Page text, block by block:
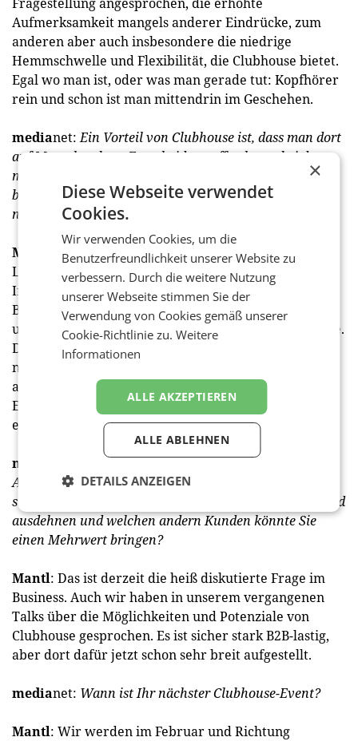
Aufmerksamkeit mangels anderer Eindrücke, zum
anderen aber auch insbesondere die niedrige
Hemmschwelle und Flexibilität, die Clubhouse bietet.
Egal wo man ist, oder was man gerade tut: Kopfhörer
rein und schon ist man mittendrin im Geschehen.
medianet:Ein Vorteil von Clubhouse ist, dass man dort
auf Menschen bzw. Entscheider treffen kann, bei denen
man sonst vermutlich eher schwer einen Termin
bekommen würde. Wie ließe sich dieser Umstand
nutzen?
Mantl
: Noch nie war es so einfach, mit Opinion
Leadern, Entscheidungsträgern, Stars und
Influencern in ein Live-Gespräch zu kommen.
Branchenexperten, Persönlichkeiten aus Wirtschaft
und Gesellschaft, ja Celebrities sind zum Greifen nahe.
Dies kann jeder einzelne für sich netzwerktechnisch
nutzen. Für Unternehmer, Start-ups, Agenturen und
andere bieten sich hier aber auch andere Synergie
Effekte, nicht zuletzt aufgrund des intimen und
exklusiven Feelings dieser App.
media
Derzeit ist Clubhouse vor allem eine
Anwendung für die Medien- und Marketingszene. Lässt
sich Clubhouse auch auf andere Branchen nutzbringend
ausdehnen und welchen andern Kunden könnte Sie
einen Mehrwert bringen?
Mantl: Das ist derzeit die heiß diskutierte Frage im
Business. Auch wir haben in unserem vergangenen
Talks über die Möglichkeiten und Potenziale von
Clubhouse gesprochen. Es ist sicher stark B2B-lastig,
aber dort dafür jetzt schon sehr breit aufgestellt.
medianet: Wann ist Ihr nächster Clubhouse-Event?
Mantl: Wir werden im Februar und Richtung
×
Diese Webseite verwendet
Cookies.
Wir verwenden Cookies, um die
Benutzerfreundlichkeit unserer Website zu
verbessern. Durch die weitere Nutzung
unserer Webseite stimmen Sie der
Verwendung von Cookies gemäß unserer
Cookie-Richtlinie zu.Weitere
Informationen
ALLE AKZEPTIEREN
ALLE ABLEHNEN
DETAILS ANZEIGEN